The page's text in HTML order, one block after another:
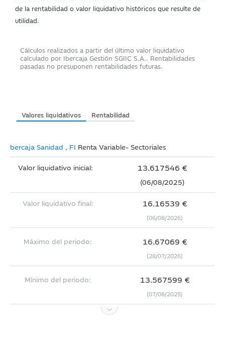
de la rentabilidad o valor liquidativo históricos que resulte de
utilidad.
Cálculos realizados a partir del último valor liquidativo
calculado por Ibercaja Gestión SGIIC S.A.. Rentabilidades
pasadas no presuponen rentabilidades futuras.
Valores liquidativos Rentabilidad
Ibercaja Sanidad , FI Renta Variable- Sectoriales
Valor liquidativo inicial: 13.617546 €
(06/08/2025)
Valor liquidativo final: 16.16539 €
(06/08/2026)
Máximo del periodo: 16.67069 €
(28/07/2026)
Mínimo del periodo: 13.567599 €
(07/08/2025)